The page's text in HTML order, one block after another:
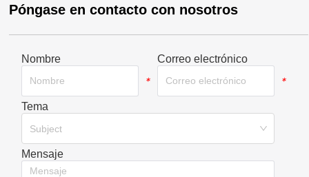
Póngase en contacto con nosotros
Nombre
*
Correo electrónico
*
Tema
Subject
Mensaje